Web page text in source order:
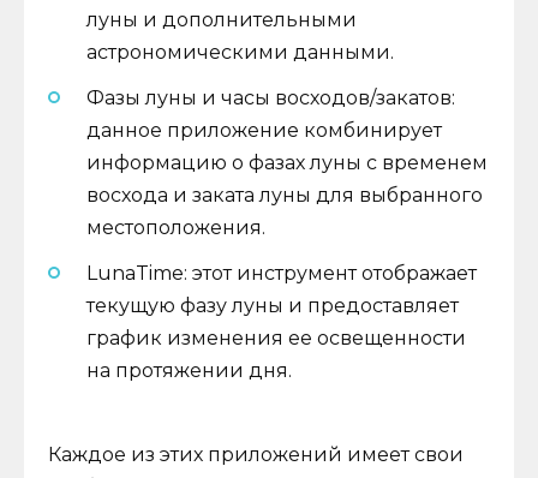
луны и дополнительными
астрономическими данными.
Фазы луны и часы восходов/закатов:
данное приложение комбинирует
информацию о фазах луны с временем
восхода и заката луны для выбранного
местоположения.
LunaTime: этот инструмент отображает
текущую фазу луны и предоставляет
график изменения ее освещенности
на протяжении дня.
Каждое из этих приложений имеет свои